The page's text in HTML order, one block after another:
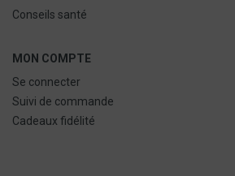
Conseils santé
MON COMPTE
Se connecter
Suivi de commande
Cadeaux fidélité